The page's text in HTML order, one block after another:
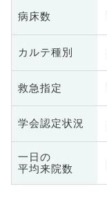
病床数
カルテ種別
救急指定
学会認定状況
一日の
平均来院数